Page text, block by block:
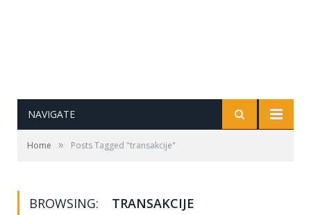
NAVIGATE
Home » Posts Tagged "transakcije"
BROWSING: TRANSAKCIJE